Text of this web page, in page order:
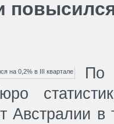
Австралии в